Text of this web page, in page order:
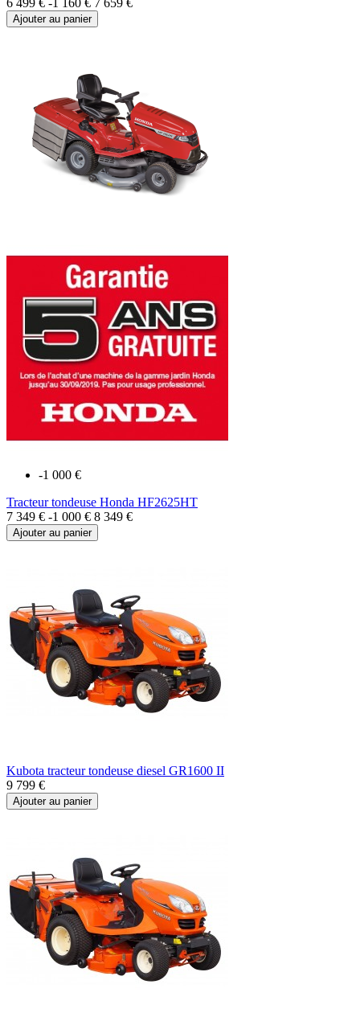
6 499 € -1 160 € 7 659 €
Ajouter au panier
-1 000 €
Tracteur tondeuse Honda HF2625HT
7 349 € -1 000 € 8 349 €
Ajouter au panier
Kubota tracteur tondeuse diesel GR1600 II
9 799 €
Ajouter au panier